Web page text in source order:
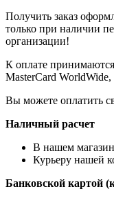
Получить заказ
только при наличии
организации!
К оплате
MasterCard
Вы можете оплатить
Наличный расчет
В нашем
Курьеру нашей
Банковской картой